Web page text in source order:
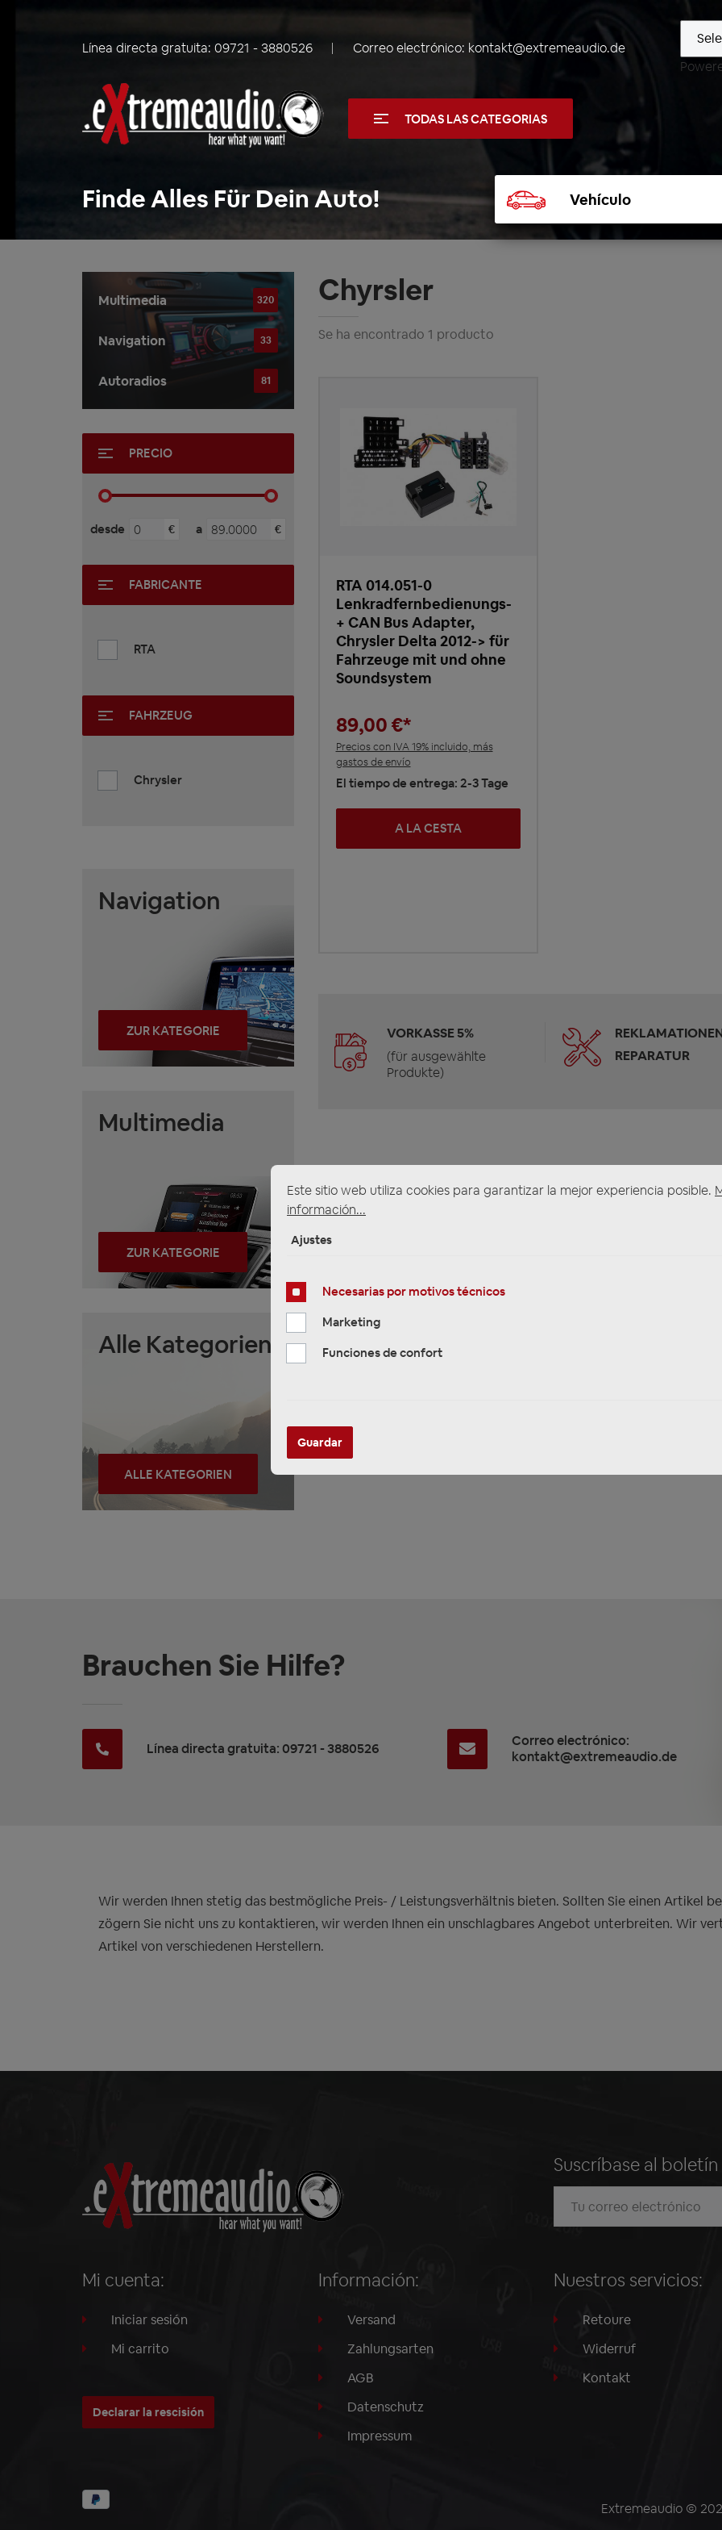
Línea directa gratuita: 09721 - 3880526 Correo electrónico: kontakt@extremeaudio.de
TODAS LAS CATEGORIAS
Finde Alles Für Dein Auto!
vehículo
Multimedia 320
Navigation 33
Autoradios 81
PRECIO
desde € a €
FABRICANTE
RTA
FAHRZEUG
Chrysler
Navigation
ZUR KATEGORIE
Multimedia
ZUR KATEGORIE
Alle Kategorien
ALLE KATEGORIEN
Chyrsler
Se ha encontrado 1 producto
RTA 014.051-0
Lenkradfernbedienungs-
+ CAN Bus Adapter,
Chrysler Delta 2012-> für
Fahrzeuge mit und ohne
Soundsystem
89,00 €*
Precios con IVA 19% incluido, más
gastos de envío
El tiempo de entrega: 2-3 Tage
A LA CESTA
VORKASSE 5%
(für ausgewählte
Produkte)
REPARATUR
Brauchen Sie Hilfe?
Línea directa gratuita: 09721 - 3880526
Correo electrónico:
kontakt@extremeaudio.de
Wir werden Ihnen stetig das bestmögliche Preis- / Leistungsverhältnis bieten. Sollten Sie einen Artikel
zögern Sie nicht uns zu kontaktieren, wir werden Ihnen ein unschlagbares Angebot unterbreiten. Wir
Artikel von verschiedenen Herstellern.
Suscríbase al
Mi cuenta:
Iniciar sesión
Mi carrito
Declarar la rescisión
Información:
Versand
Zahlungsarten
AGB
Datenschutz
Impressum
Nuestros servicios:
Retoure
Widerruf
Kontakt
Extremeaudio ©
Este sitio web utiliza cookies para garantizar la mejor experiencia posible.
información...
Ajustes
Necesarias por motivos técnicos
Marketing
Funciones de confort
Guardar